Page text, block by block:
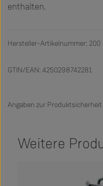
enthalten.
Hersteller-Artikelnummer: 200
GTIN/EAN: 4250298742281
Angaben zur Produktsicherheit
Weitere